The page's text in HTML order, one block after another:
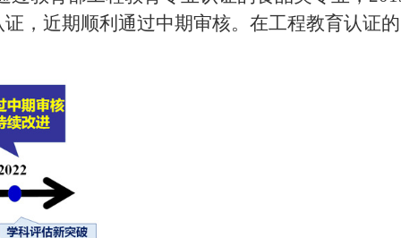
， 近期顺利通过中期审核。在工程教育认证的